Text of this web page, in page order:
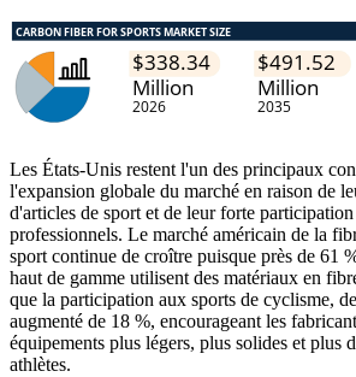
Les États-Unis restent l'un des principaux
l'expansion globale du marché en raison de
d'articles de sport et de leur forte
professionnels. Le marché américain de la
sport continue de croître puisque près de 61
haut de gamme utilisent des matériaux en
que la participation aux sports de cyclisme,
augmenté de 18 %, encourageant les
équipements plus légers, plus solides et plus
athlètes.